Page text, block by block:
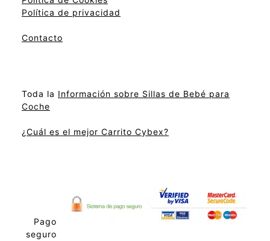
Política de privacidad
Contacto
Toda la Información sobre Sillas de Bebé para
Coche
¿Cuál es el mejor Carrito Cybex?
Pago
seguro